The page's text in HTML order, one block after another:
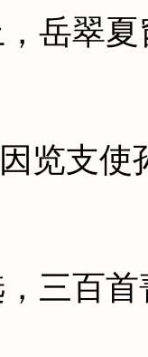
翠夏
支使
百首